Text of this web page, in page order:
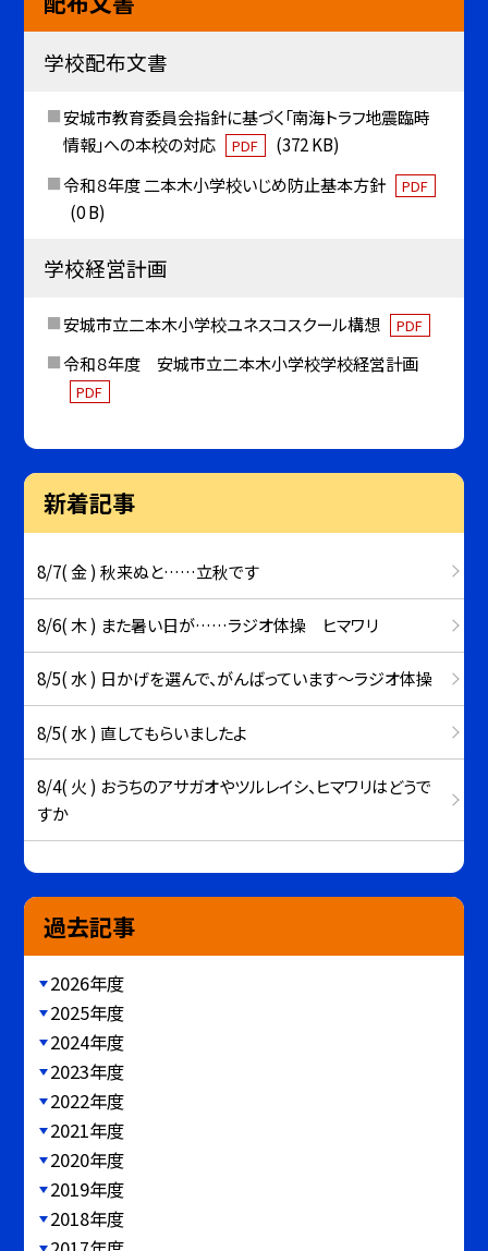
学校配布文書
安城市教育委員会指針に基づく「南海トラフ地震臨時
情報」への本校の対応
PDF
(372 KB)
令和８年度 二本木小学校いじめ防止基本方針
PDF
(0 B)
学校経営計画
安城市立二本木小学校ユネスコスクール構想 PDF
令和８年度 安城市立二本木小学校学校経営計画
PDF
新着記事
8/7( 金 ) 秋来ぬと……立秋です
8/6( 木 ) また暑い日が……ラジオ体操 ヒマワリ
8/5( 水 ) 日かげを選んで、がんばっています～ラジオ体操
8/5( 水 ) 直してもらいましたよ
8/4( 火 ) おうちのアサガオやツルレイシ、ヒマワリはどうで
すか
過去記事
2026年度
2025年度
2024年度
2023年度
2022年度
2021年度
2020年度
2019年度
2018年度